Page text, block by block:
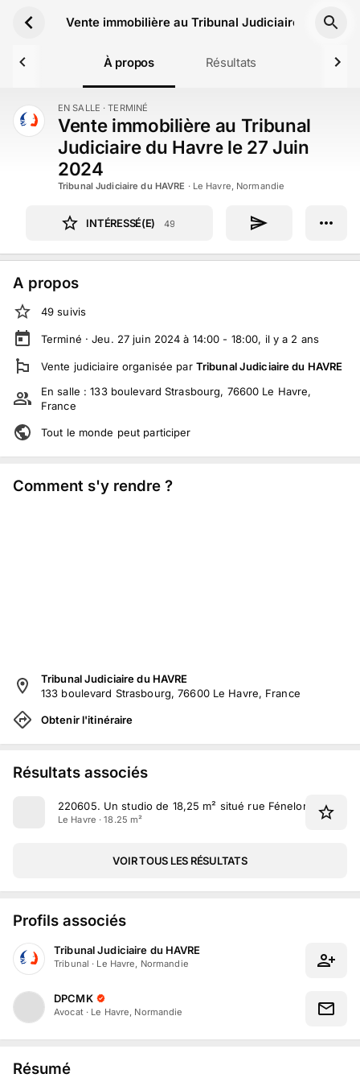
Vente immobilière au Tribunal Judiciaire du
À propos Résultats
TERMINÉ EN SALLE · TERMINÉ
Vente immobilière au Tribunal
Judiciaire du Havre le 27 Juin
2024
Tribunal Judiciaire du HAVRE · Le Havre, Normandie
INTÉRESSÉ(E) 49
A propos
49 suivis
Terminé ·Jeu. 27 juin 2024 à 14:00 - 18:00, il y a 2 ans
Vente judiciaire organisée par Tribunal Judiciaire du HAVRE
En salle :133 boulevard Strasbourg, 76600 Le Havre,
France
Tout le monde peut participer
Comment s'y rendre ?
Tribunal Judiciaire du HAVRE
133 boulevard Strasbourg, 76600 Le Havre, France
Obtenir l'itinéraire
Résultats associés
220605. Un studio de 18,25 m² situé rue Fénelon à Le
Le Havre · 18.25 m²
VOIR TOUS LES RÉSULTATS
Profils associés
Tribunal Judiciaire du HAVRE
Tribunal · Le Havre, Normandie
DPCMK
Avocat· Le Havre, Normandie
Résumé